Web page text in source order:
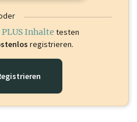
Inhalte testen
registrieren.